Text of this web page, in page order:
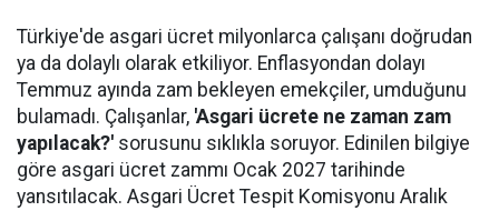
Türkiye'de asgari ücret milyonlarca çalışanı doğrudan
ya da dolaylı olarak etkiliyor. Enflasyondan dolayı
Temmuz ayında zam bekleyen emekçiler, umduğunu
bulamadı. Çalışanlar, 'Asgari ücrete ne zaman zam
yapılacak?' sorusunu sıklıkla soruyor. Edinilen bilgiye
göre asgari ücret zammı Ocak 2027 tarihinde
yansıtılacak. Asgari Ücret Tespit Komisyonu Aralık